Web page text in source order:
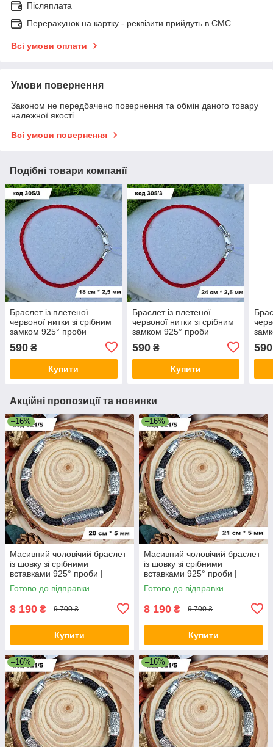
Післяплата
Перерахунок на картку - реквізити прийдуть в СМС
Всі умови оплати
Умови повернення
Законом не передбачено повернення та обмін даного товару
належної якості
Всі умови повернення
Подібні товари компанії
Браслет із плетеної
червоної нитки зі срібним
замком 925° проби
590 ₴
Купити
Браслет із плетеної
червоної нитки зі срібним
замком 925° проби
590₴
Купити
590
Акційні пропозиції та новинки
–16%
Масивний чоловічий браслет
із шовку зі срібними
вставками 925° проби |
Срібний браслет
Готово до відправки
8 190 ₴ 9 700 ₴
Купити
–16%
Масивний чоловічий браслет
із шовку зі срібними
вставками 925° проби |
Срібний браслет
Готово до відправки
8 190 ₴ 9 700 ₴
Купити
–16% –16%